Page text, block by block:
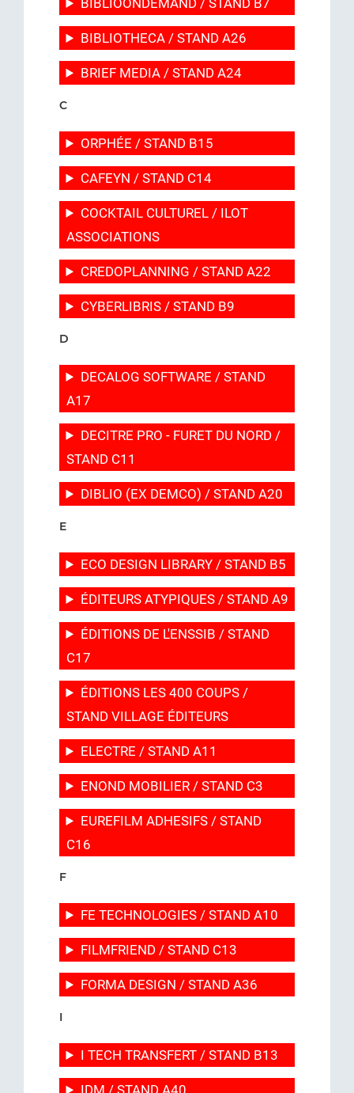
BIBLIOTHECA / STAND A26
BRIEF MEDIA / STAND A24
C
ORPHÉE / STAND B15
CAFEYN / STAND C14
COCKTAIL CULTUREL / ILOT
ASSOCIATIONS
CREDOPLANNING / STAND A22
CYBERLIBRIS / STAND B9
D
DECALOG SOFTWARE / STAND
A17
DECITRE PRO - FURET DU NORD /
STAND C11
DIBLIO (EX DEMCO) / STAND A20
E
ECO DESIGN LIBRARY / STAND B5
ÉDITEURS ATYPIQUES / STAND A9
ÉDITIONS DE L'ENSSIB / STAND
C17
ÉDITIONS LES 400 COUPS /
STAND VILLAGE ÉDITEURS
ELECTRE / STAND A11
ENOND MOBILIER / STAND C3
EUREFILM ADHESIFS / STAND
C16
F
FE TECHNOLOGIES / STAND A10
FILMFRIEND / STAND C13
FORMA DESIGN / STAND A36
I
I TECH TRANSFERT / STAND B13
IDM / STAND A40